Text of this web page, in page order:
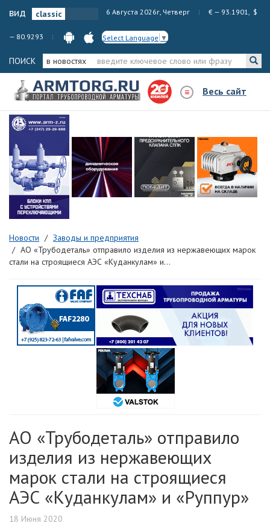
вид 6 Августа 2026г, Четверг € — 93.1901, $
— 80.9293 Select Language ▼
ПОИСК в новостях
Весь сайт
Новости
Заводы и предприятия
АО «Трубодеталь» отправило изделия из нержавеющих марок
стали на строящиеся АЭС «Куданкулам» и...
АО «Трубодеталь» отправило
изделия из нержавеющих
марок стали на строящиеся
АЭС «Куданкулам» и «Руппур»
18 Июня 2020